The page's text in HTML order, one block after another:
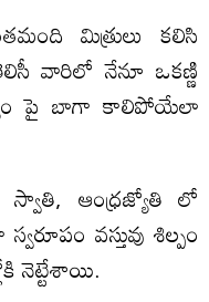
మిత్రులు కలిసి
వారిలో నేనూ ఒకణ్ణి
పై బాగా కాలిపోయేలా
ఆంధ్రజ్యోతి లో
వస్తువు శిల్పం
నెట్టేశాయి.